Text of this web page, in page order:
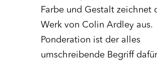
Farbe und Gestalt zeichnet
Werk von Colin Ardley aus.
Ponderation ist der alles
umschreibende Begriff